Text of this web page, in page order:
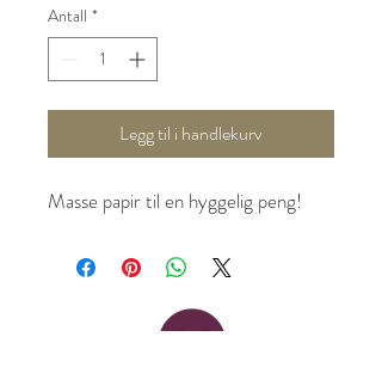
Antall *
Legg til i handlekurv
Masse papir til en hyggelig peng!